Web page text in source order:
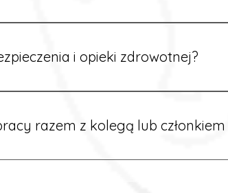
zapewnienie miejsca noclegowego w
i opieki zdrowotnej?
zdrowotne zgodne z niemieckim
razem z kolegą lub
wyjazdu. Wystarczy poinformować nas